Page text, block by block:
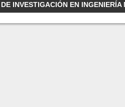
INVESTIGACIÓN EN